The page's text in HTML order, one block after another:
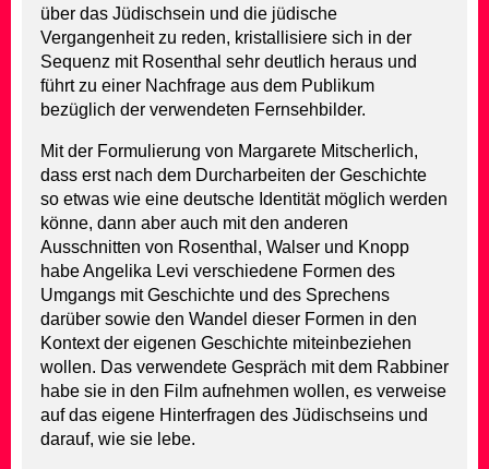
über das Jüdischsein und die jüdische
Vergangenheit zu reden, kristallisiere sich in der
Sequenz mit Rosenthal sehr deutlich heraus und
führt zu einer Nachfrage aus dem Publikum
bezüglich der verwendeten Fernsehbilder.
Mit der Formulierung von Margarete Mitscherlich,
dass erst nach dem Durcharbeiten der Geschichte
so etwas wie eine deutsche Identität möglich werden
könne, dann aber auch mit den anderen
Ausschnitten von Rosenthal, Walser und Knopp
habe Angelika Levi verschiedene Formen des
Umgangs mit Geschichte und des Sprechens
darüber sowie den Wandel dieser Formen in den
Kontext der eigenen Geschichte miteinbeziehen
wollen. Das verwendete Gespräch mit dem Rabbiner
habe sie in den Film aufnehmen wollen, es verweise
auf das eigene Hinterfragen des Jüdischseins und
darauf, wie sie lebe.